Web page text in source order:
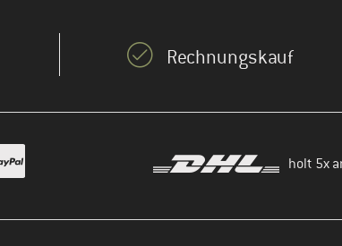
Rechnungskauf
holt 5x